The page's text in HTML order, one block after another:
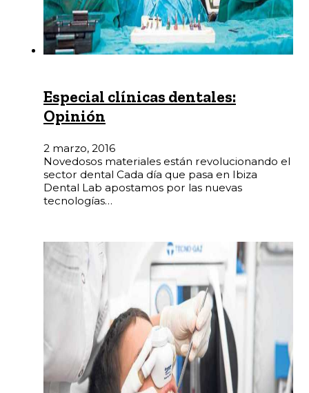
Especial clínicas dentales:
Opinión
2 marzo, 2016
Novedosos materiales están revolucionando el
sector dental Cada día que pasa en Ibiza
Dental Lab apostamos por las nuevas
tecnologías…